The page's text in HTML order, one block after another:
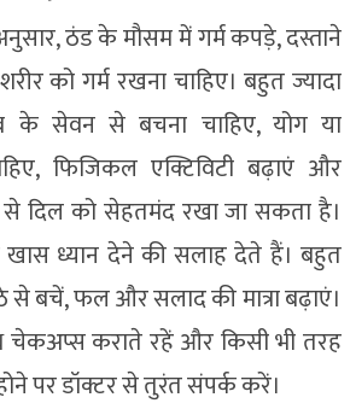
ठंड के मौसम में गर्म कपड़े, दस्ताने
को गर्म रखना चाहिए। बहुत ज्यादा
के सेवन से बचना चाहिए, योग या
फिजिकल एक्टिविटी बढ़ाएं और
दिल को सेहतमंद रखा जा सकता है।
खास ध्यान देने की सलाह देते हैं। बहुत
बचें, फल और सलाद की मात्रा बढ़ाएं।
कराते रहें और किसी भी तरह
पर डॉक्टर से तुरंत संपर्क करें।